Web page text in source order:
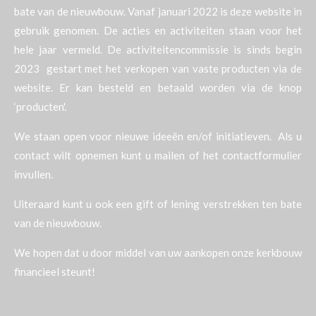
bate van de nieuwbouw. Vanaf januari 2022 is deze website in
gebruik genomen. De acties en activiteiten staan voor het
hele jaar vermeld. De activiteitencommissie is sinds begin
2023 gestart met het verkopen van vaste producten via de
website. Er kan besteld en betaald worden via de knop
‘producten'.
We staan open voor nieuwe ideeën en/of initiatieven. Als u
contact wilt opnemen kunt u mailen of het contactformulier
invullen.
Uiteraard kunt u ook een gift of lening verstrekken ten bate
van de nieuwbouw.
We hopen dat u door middel van uw aankopen onze kerkbouw
financieel steunt!